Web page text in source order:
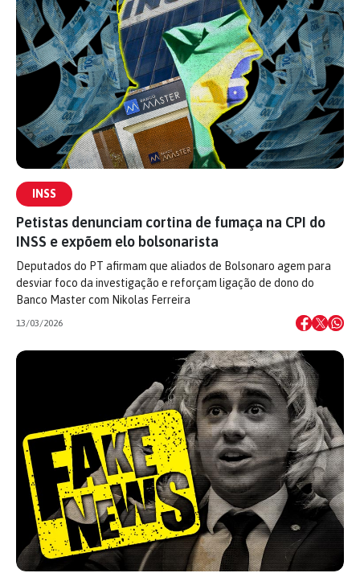
INSS
Petistas denunciam cortina de fumaça na CPI do
INSS e expõem elo bolsonarista
Deputados do PT afirmam que aliados de Bolsonaro agem para
desviar foco da investigação e reforçam ligação de dono do
Banco Master com Nikolas Ferreira
13/03/2026